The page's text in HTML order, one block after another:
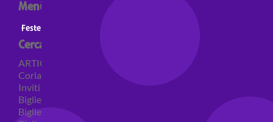
Menù principale
Feste a Tema Feste a tema Colori
Cerca per categoria
ARTICOLI PER FESTE
Coriandoli e sparacoriandoli
Inviti
Biglietti di auguri
Biglietti auguri pensione